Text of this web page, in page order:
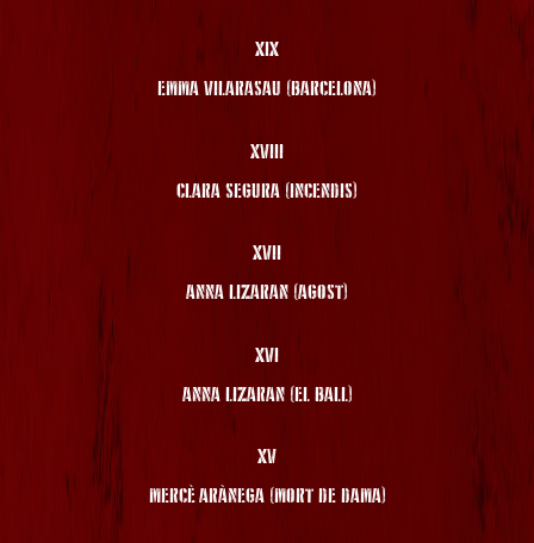
XIX
EMMA VILARASAU (BARCELONA)
XVIII
CLARA SEGURA (INCENDIS)
XVII
ANNA LIZARAN (AGOST)
XVI
ANNA LIZARAN (EL BALL)
XV
MERCÈ ARÀNEGA (MORT DE DAMA)